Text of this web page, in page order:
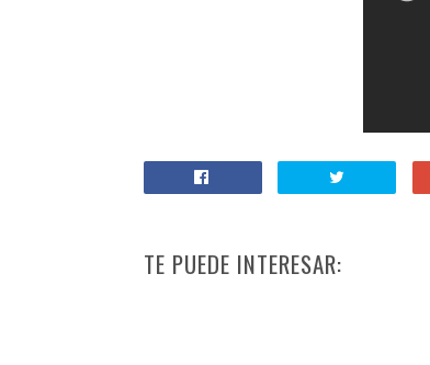
TE PUEDE INTERESAR: